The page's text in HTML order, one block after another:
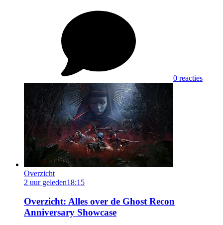
0 reacties
Overzicht
2 uur geleden18:15
Overzicht: Alles over de Ghost Recon
Anniversary Showcase